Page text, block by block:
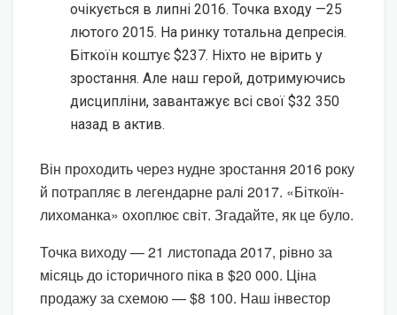
очікується в липні 2016. Точка входу —25
лютого 2015. На ринку тотальна депресія.
Біткоїн коштує $237. Ніхто не вірить у
зростання. Але наш герой, дотримуючись
дисципліни, завантажує всі свої $32 350
назад в актив.
Він проходить через нудне зростання 2016 року
й потрапляє в легендарне ралі 2017. «Біткоїн-
лихоманка» охоплює світ. Згадайте, як це було.
Точка виходу — 21 листопада 2017, рівно за
місяць до історичного піка в $20 000. Ціна
продажу за схемою — $8 100. Наш інвестор